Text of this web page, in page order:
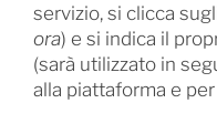
servizio, si clicca
ora) e si indica il
(sarà utilizzato in
alla piattaforma e